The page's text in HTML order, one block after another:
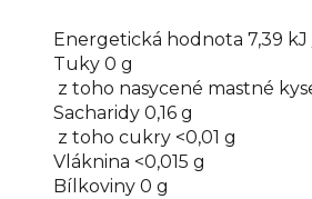
Energetická hodnota 7,39 kJ
Tuky 0 g
z toho nasycené mastné
Sacharidy 0,16 g
z toho cukry <0,01 g
Vláknina <0,015 g
Bílkoviny 0 g